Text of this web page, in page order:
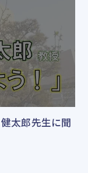
太郎先生に聞